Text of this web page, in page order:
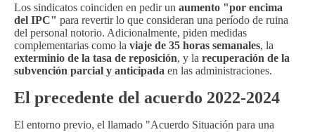
Los sindicatos coinciden en pedir un aumento "por encima
del IPC" para revertir lo que consideran una período de ruina
del personal notorio. Adicionalmente, piden medidas
complementarias como la viaje de 35 horas semanales, la
exterminio de la tasa de reposición, y la recuperación de la
subvención parcial y anticipada en las administraciones.
El precedente del acuerdo 2022-2024
El entorno previo, el llamado "Acuerdo Situación para una